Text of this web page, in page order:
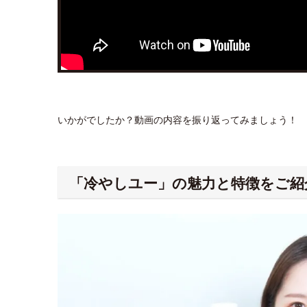
いかがでしたか？動画の内容を振り返ってみましょう！
「冷やしユー」の魅力と特徴をご